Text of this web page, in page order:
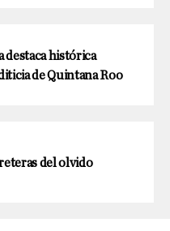
destaca histórica
de Quintana Roo
del olvido